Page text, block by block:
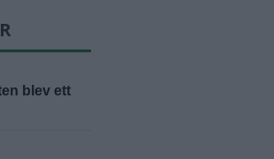
blev ett